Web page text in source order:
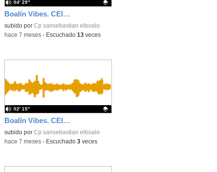
Boalín Vibes. CEIP San Sebastián. 2024-2025. Primaria 5º. Episodio 1. Toponimias
Contenido educativo.
subido por Cp sansebastian elboalo
04′ 29″
-hace 7 meses- Escuchado 13veces
Boalín Vibes. CEIP San Sebastián. 2024-2025. Infantil. 5 años. El Antiguo Egipto 2
Contenido educativo.
subido por Cp sansebastian elboalo
02′ 15″
-hace 7 meses- Escuchado 3veces